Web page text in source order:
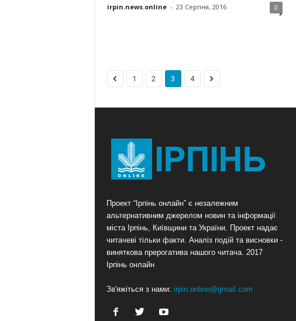
irpin.news.online - 23 Серпня, 2016 0
1 2 3 4
Проект “Ірпінь онлайн” є незалежним
альтернативним джерелом новин та інформації
міста Ірпінь, Київщини та України. Проект надає
читачеві тільки факти. Аналіз подій та висновки -
виняткова прерогатива нашого читача. 2017
Ірпінь онлайн
Зв'яжіться з нами: irpin.online@gmail.com